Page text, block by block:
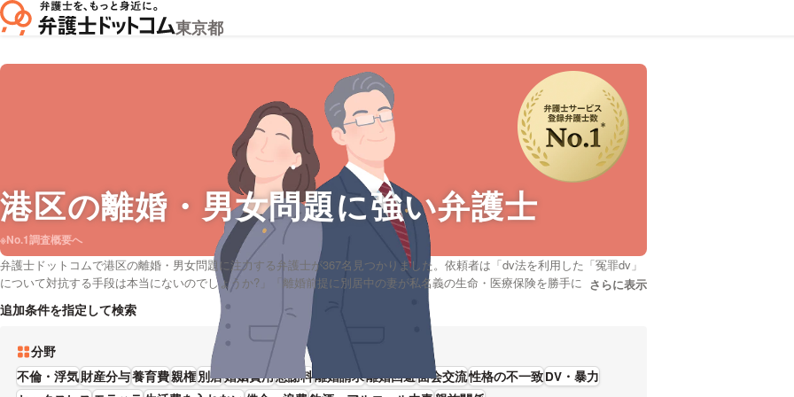
東京都
港区の離婚・男女問題に強い弁護士
※No.1調査概要へ
弁護士ドットコムで港区の離婚・男女問題に注力する弁護士が367名見つかりました。依頼者は「dv法を利用した「冤罪dv」
について対抗する手段は本当にないのでしょうか?」「離婚前提に別居中の妻が私名義の生命・医療保険を勝手に解約した場
合、有印私文書偽造罪になりますか?」などの疑問を抱えております。弁護士ドットコムでは初回相談を無料で受け付けして
くれる港区の弁護士や弁護士費用をカード払いで受付している弁護士といったさまざまな希望の条件で調べることができま
す。具体的には「レビューが高い離婚・男女問題が得意な弁護士や弁護士の選び方は調査したけれど、港区周辺の法律事務所
の弁護士を実績で検討したい」などの要望にも対応することができます。弁護士の中には「・連絡あってからできるだけ早期
に予約を入れるように心がけております。」とおっしゃる方もおります。離婚・男女問題で課題を抱えている方は弁護士ドッ
トコムに登録する弁護士から、能力や報酬基準などの希望を考慮して、希望に適した弁護士に一度相談をしてみることもご検
説明文の省略された情報を
さらに表示
追加条件を指定して検索
分野
不倫・浮気財産分与養育費親権別居婚姻費用慰謝料離婚請求離婚回避面会交流性格の不一致DV・暴力